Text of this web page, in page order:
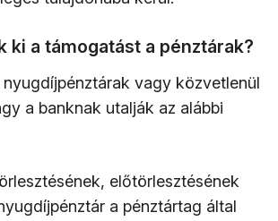
ki a támogatást a pénztárak?
vagy közvetlenül
a banknak utalják az alábbi
előtörlesztésének
a pénztártag által